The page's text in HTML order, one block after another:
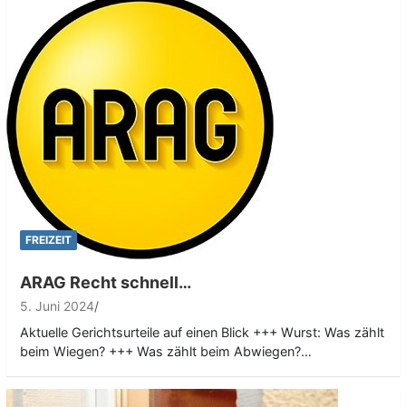
FREIZEIT
ARAG Recht schnell…
5. Juni 2024
Aktuelle Gerichtsurteile auf einen Blick +++ Wurst: Was zählt
beim Wiegen? +++ Was zählt beim Abwiegen?…